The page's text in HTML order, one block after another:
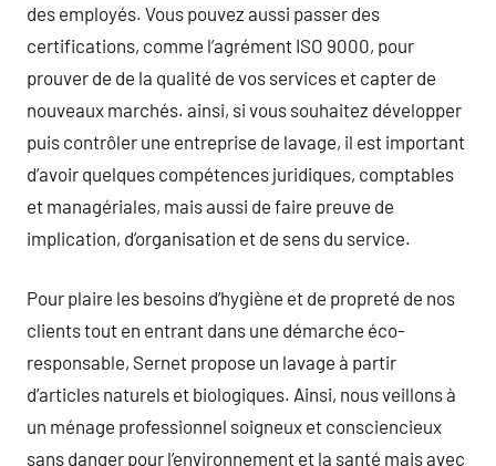
des employés. Vous pouvez aussi passer des
certifications, comme l’agrément ISO 9000, pour
prouver de de la qualité de vos services et capter de
nouveaux marchés. ainsi, si vous souhaitez développer
puis contrôler une entreprise de lavage, il est important
d’avoir quelques compétences juridiques, comptables
et managériales, mais aussi de faire preuve de
implication, d’organisation et de sens du service.
Pour plaire les besoins d’hygiène et de propreté de nos
clients tout en entrant dans une démarche éco-
responsable, Sernet propose un lavage à partir
d’articles naturels et biologiques. Ainsi, nous veillons à
un ménage professionnel soigneux et consciencieux
sans danger pour l’environnement et la santé mais avec